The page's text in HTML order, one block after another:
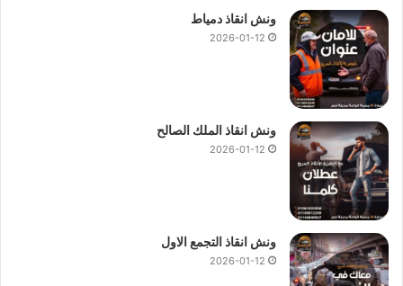
ونش انقاذ دمياط
2026-01-12
ونش انقاذ الملك الصالح
2026-01-12
ونش انقاذ التجمع الاول
2026-01-12